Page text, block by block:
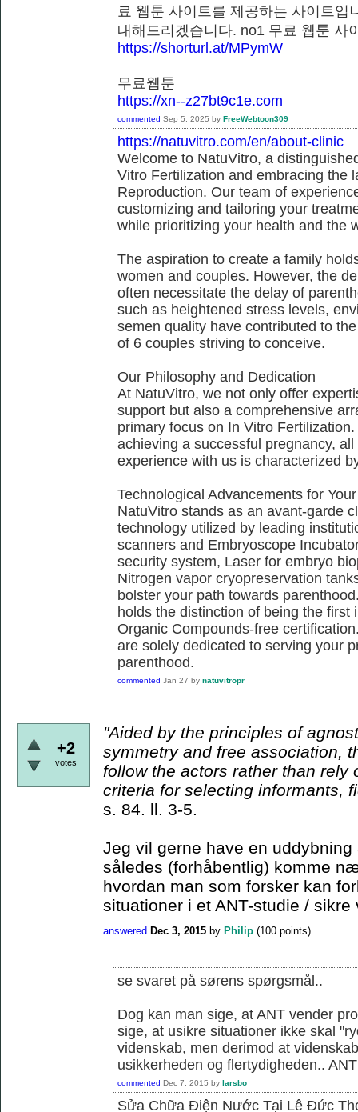
료 웹툰 사이트를 제공하는 사이트
내해드리겠습니다. no1 무료 웹툰
https://shorturl.at/MPymW
무료웹툰
https://xn--z27bt9c1e.com
commented Sep 5, 2025 by FreeWebtoon309
https://natuvitro.com/en/about-clinic
Welcome to NatuVitro, a
Vitro Fertilization and embracing the
Reproduction. Our team of
customizing and tailoring your
while prioritizing your health and the
The aspiration to create a family
women and couples. However, the
often necessitate the delay of
such as heightened stress levels,
semen quality have contributed to
of 6 couples striving to conceive.
Our Philosophy and Dedication
At NatuVitro, we not only offer
support but also a comprehensive
primary focus on In Vitro
achieving a successful pregnancy,
experience with us is characterized
Technological Advancements for
NatuVitro stands as an avant-garde
technology utilized by leading
scanners and Embryoscope
security system, Laser for embryo
Nitrogen vapor cryopreservation
bolster your path towards
holds the distinction of being the
Organic Compounds-free
are solely dedicated to serving your
parenthood.
commented Jan 27 by natuvitropr
+2
votes
"Aided by the principles of
symmetry and free association,
follow the actors rather than rely
criteria for selecting informants,
s. 84. ll. 3-5.
Jeg vil gerne have en
således (forhåbentlig) komme
hvordan man som forsker kan
situationer i et ANT-studie /
answered Dec 3, 2015 by Philip (100 points)
se svaret på sørens spørgsmål..
Dog kan man sige, at ANT vender
sige, at usikre situationer ikke skal
videnskab, men derimod at
usikkerheden og flertydigheden..
commented Dec 7, 2015 by larsbo
Sửa Chữa Điện Nước Tại Lê Đức